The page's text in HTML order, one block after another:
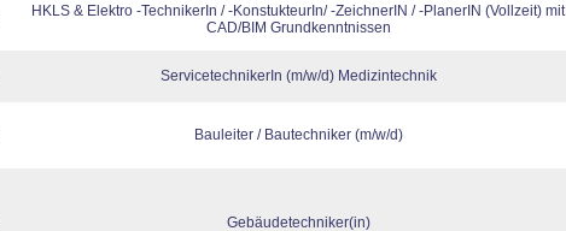
HKLS & Elektro -TechnikerIn / -KonstukteurIn/ -ZeichnerIN / -PlanerIN (Vollzeit) mit
CAD/BIM Grundkenntnissen
ServicetechnikerIn (m/w/d) Medizintechnik
Bauleiter / Bautechniker (m/w/d)
Gebäudetechniker(in)